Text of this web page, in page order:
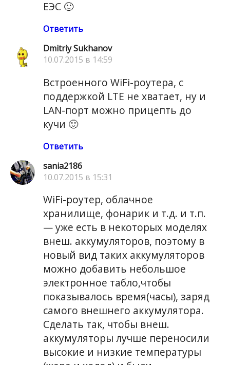
ЕЭС 🙂
Ответить
Dmitriy Sukhanov
10.07.2015 в 14:59
Встроенного WiFi-роутера, с
поддержкой LTE не хватает, ну и
LAN-порт можно прицепть до
кучи 🙂
Ответить
sania2186
10.07.2015 в 15:31
WiFi-роутер, облачное
хранилище, фонарик и т.д. и т.п.
— уже есть в некоторых моделях
внеш. аккумуляторов, поэтому в
новый вид таких аккумуляторов
можно добавить небольшое
электронное табло,чтобы
показывалось время(часы), заряд
самого внешнего аккумулятора.
Сделать так, чтобы внеш.
аккумуляторы лучше переносили
высокие и низкие температуры